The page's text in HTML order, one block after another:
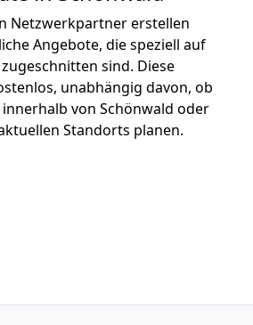
Netzwerkpartner erstellen
Angebote, die speziell auf
sind. Diese
unabhängig davon, ob
von Schönwald oder
Standorts planen.